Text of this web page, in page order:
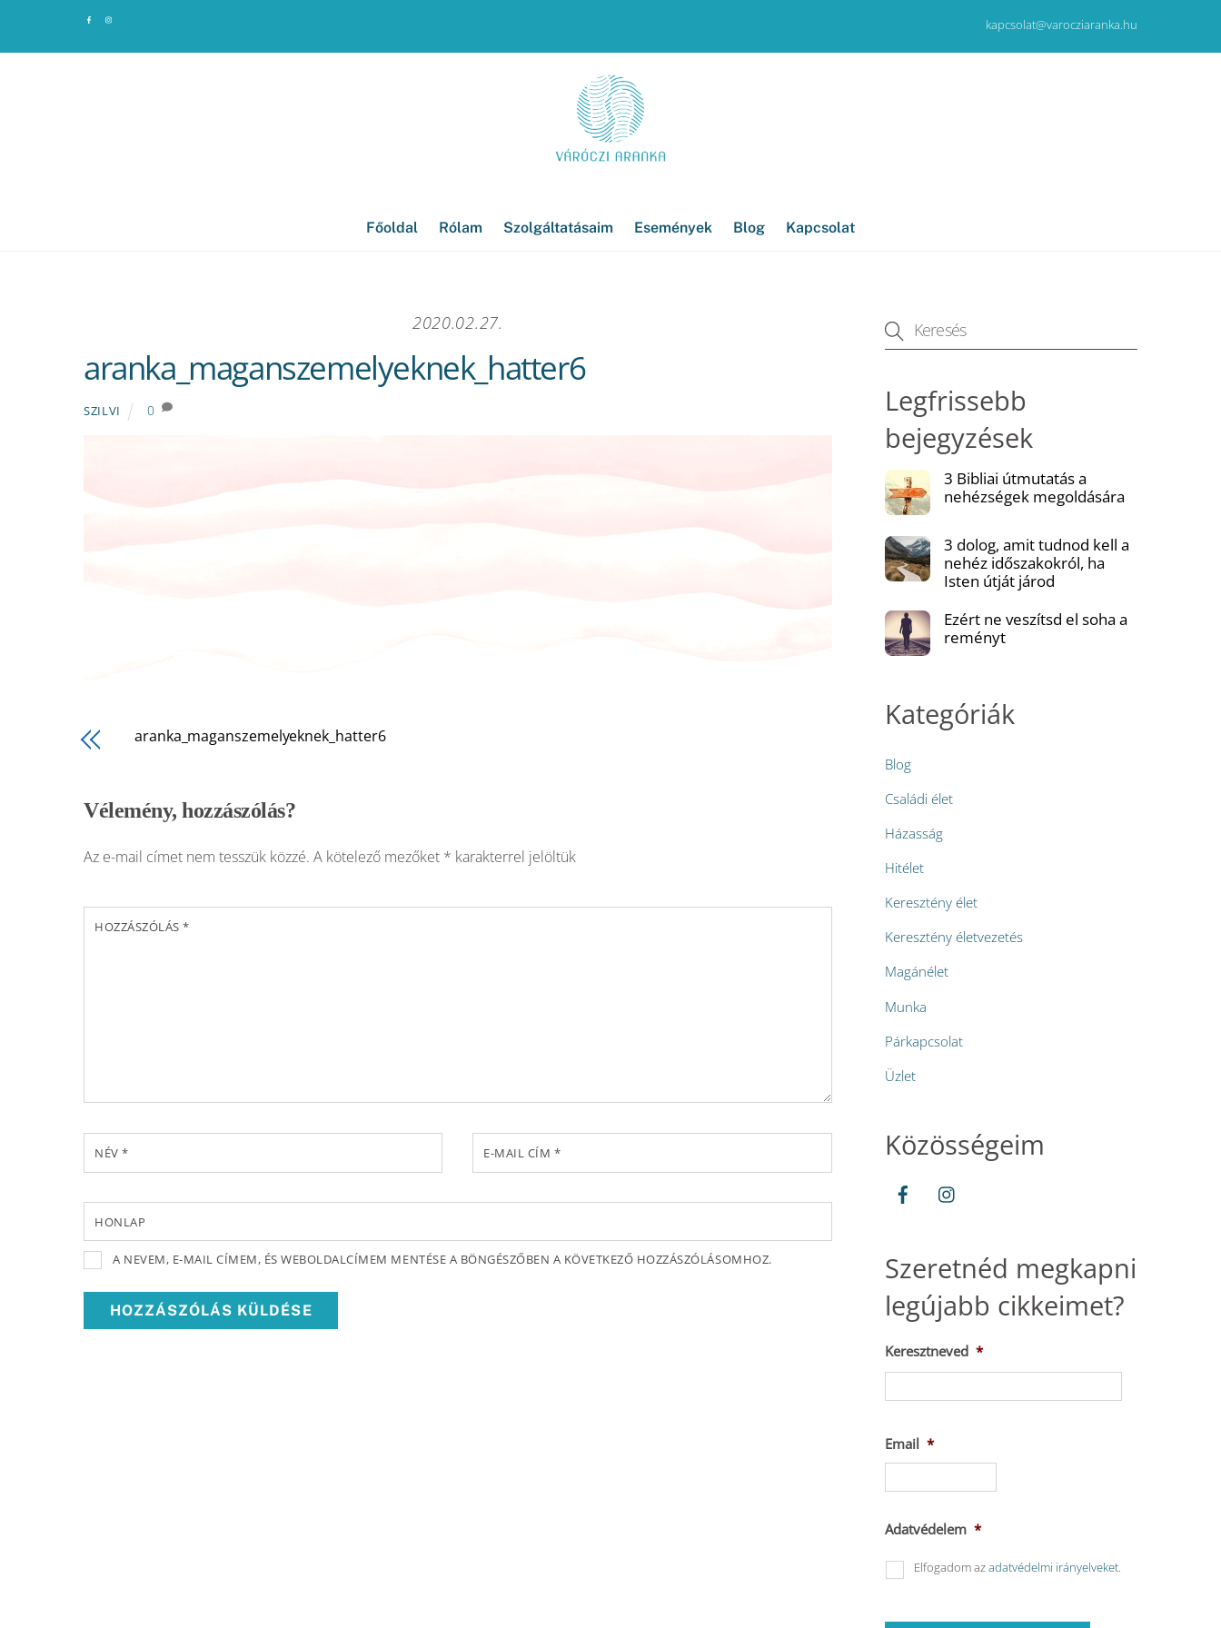
content
kapcsolat@varocziaranka.hu
Főoldal Rólam Szolgáltatásaim Események Blog Kapcsolat
2020.02.27.
aranka_maganszemelyeknek_hatter6
SZILVI 0
aranka_maganszemelyeknek_hatter6
Vélemény, hozzászólás?
Az e-mail címet nem tesszük közzé. A kötelező mezőket * karakterrel jelöltük
HOZZÁSZÓLÁS*
NÉV* E-MAIL CÍM *
HONLAP
A NEVEM, E-MAIL CÍMEM, ÉS WEBOLDALCÍMEM MENTÉSE A BÖNGÉSZŐBEN A KÖVETKEZŐ HOZZÁSZÓLÁSOMHOZ.
Legfrissebb
bejegyzések
3 Bibliai útmutatás a
nehézségek megoldására
3 dolog, amit tudnod kell a
nehéz időszakokról, ha
Isten útját járod
Ezért ne veszítsd el soha a
reményt
Kategóriák
Blog
Családi élet
Házasság
Hitélet
Keresztény élet
Keresztény életvezetés
Magánélet
Munka
Párkapcsolat
Üzlet
Közösségeim
Szeretnéd megkapni
legújabb cikkeimet?
Keresztneved *
Email *
Adatvédelem *
Elfogadom azadatvédelmi irányelveket.